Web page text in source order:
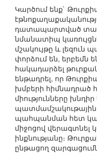
Կարծում ենք`
դատապարտված
նմանատիպ
մշակույթը և լեզուն
փորձում են, երբեմն
հակադարձել
ենթադրել, որ
խմբերի հիմնադրած
միությունները
պատմամշակութային
պահպանման հետ
միջոցով վերագտնել
ինքնությանը։
ընթացող